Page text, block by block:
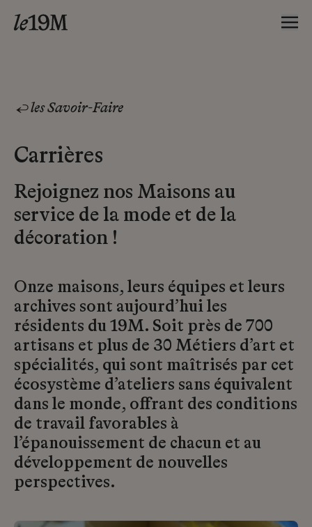
les Savoir-Faire
Carrières
Rejoignez nos Maisons au
service de la mode et de la
décoration !
Onze maisons, leurs équipes et leurs
archives sont aujourd’hui les
résidents du 19M. Soit près de 700
artisans et plus de 30 Métiers d’art et
spécialités, qui sont maîtrisés par cet
écosystème d’ateliers sans équivalent
dans le monde, offrant des conditions
de travail favorables à
l’épanouissement de chacun et au
développement de nouvelles
perspectives.